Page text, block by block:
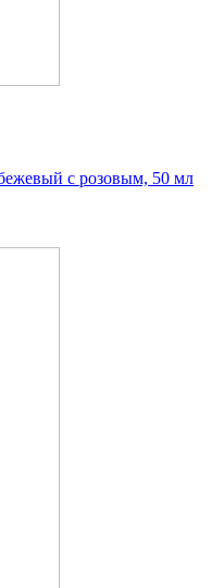
с розовым, 50 мл